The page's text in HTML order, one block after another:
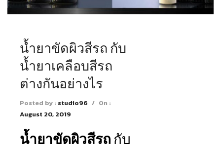
น้ำยาขัดผิวสีรถ กับ
น้ำยาเคลือบสีรถ
ต่างกันอย่างไร
Posted by : studio96 / On :
August 20, 2019
น้ำยาขัดผิวสีรถ กับ